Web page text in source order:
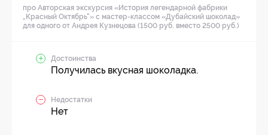
про Авторская экскурсия «История легендарной фабрики
„Красный Октябрь“» с мастер-классом «Дубайский шоколад»
для одного от Андрея Кузнецова (1500 руб. вместо 2500 руб.)
Достоинства
Получилась вкусная шоколадка.
Недостатки
Нет